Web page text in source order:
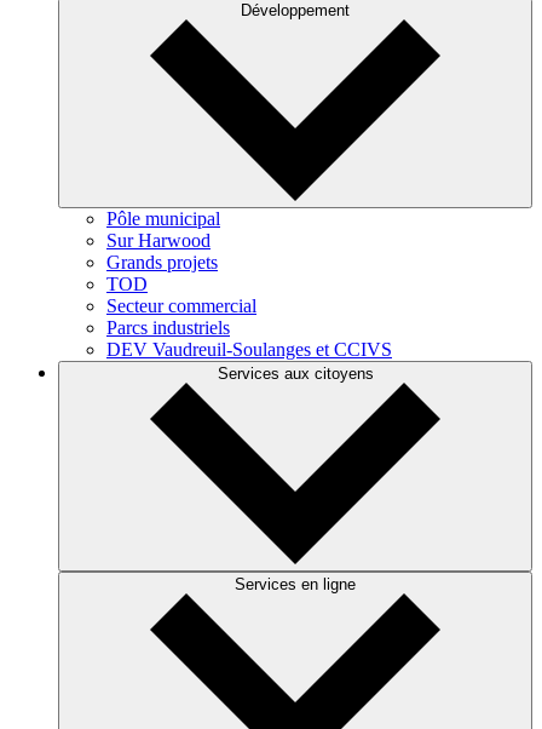
Développement
Pôle municipal
Sur Harwood
Grands projets
TOD
Secteur commercial
Parcs industriels
DEV Vaudreuil-Soulanges et CCIVS
Services aux citoyens
Services en ligne